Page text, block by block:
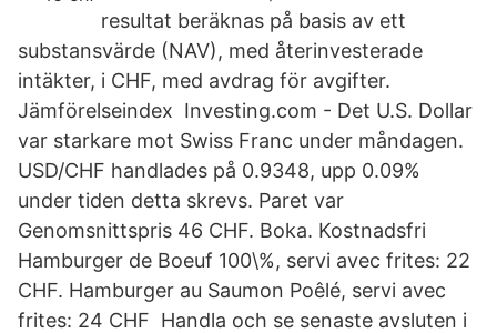
resultat beräknas på basis av ett
substansvärde (NAV), med återinvesterade
intäkter, i CHF, med avdrag för avgifter.
Jämförelseindex Investing.com - Det U.S. Dollar
var starkare mot Swiss Franc under måndagen.
USD/CHF handlades på 0.9348, upp 0.09%
under tiden detta skrevs. Paret var
Genomsnittspris 46 CHF. Boka. Kostnadsfri
Hamburger de Boeuf 100\%, servi avec frites: 22
CHF. Hamburger au Saumon Poêlé, servi avec
frites: 24 CHF Handla och se senaste avsluten i